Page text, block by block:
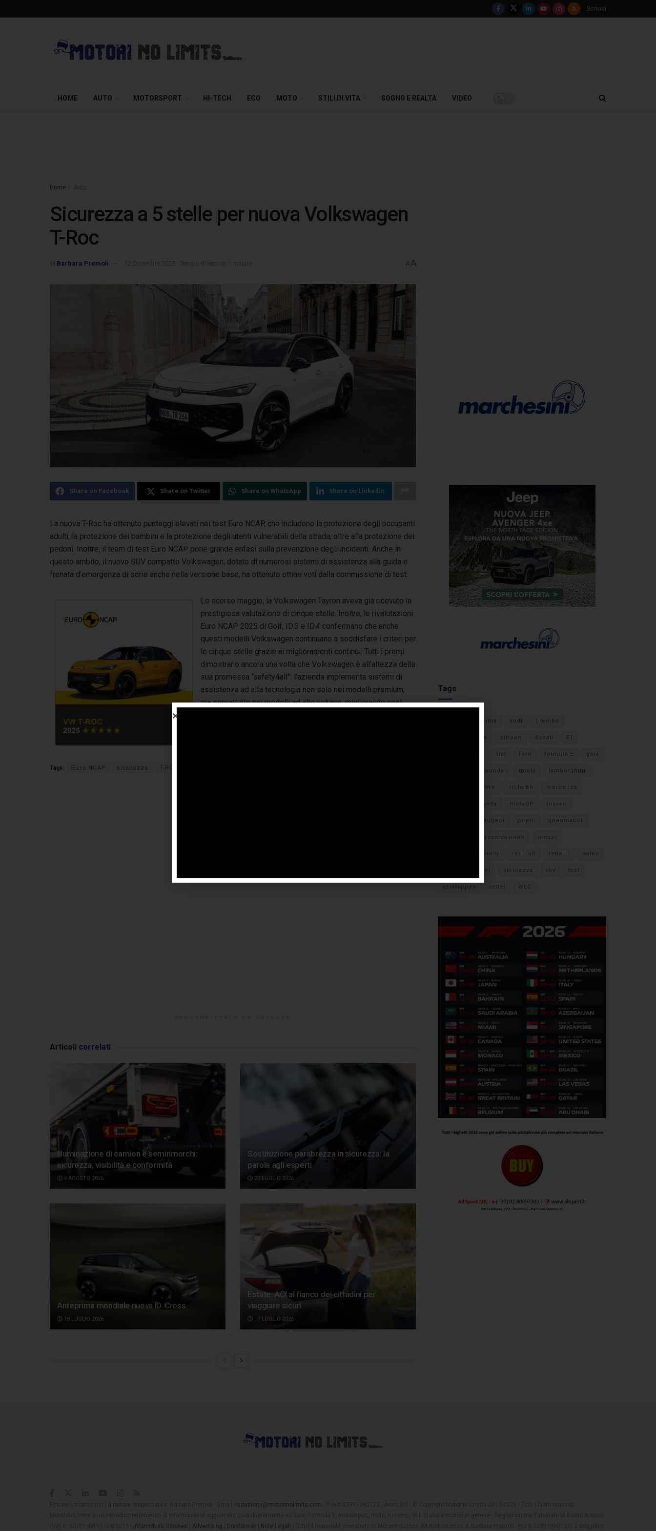
Scrivici
HOME AUTO MOTORSPORT HI-TECH ECO MOTO STILI DI VITA SOGNO E REALTÀ VIDEO
Home
Sicurezza a 5 stelle per nuova Volkswagen
T-Roc
Barbara Premoli A A
Share on Facebook Share on Twitter Share on WhatsApp Share on Linkedin
La nuova T-Roc ha ottenuto punteggi elevati nei test Euro NCAP, che includono la protezione degli occupanti
adulti, la protezione dei bambini e la protezione degli utenti vulnerabili della strada, oltre alla protezione dei
pedoni. Inoltre, il team di test Euro NCAP pone grande enfasi sulla prevenzione degli incidenti. Anche in
questo ambito, il nuovo SUV compatto Volkswagen, dotato di numerosi sistemi di assistenza alla guida e
frenata d’emergenza di serie anche nella versione base, ha ottenuto ottimi voti dalla commissione di test.
Lo scorso maggio, la Volkswagen Tayron aveva già ricevuto la
prestigiosa valutazione di cinque stelle. Inoltre, le rivalutazioni
Euro NCAP 2025 di Golf, ID.3 e ID.4 confermano che anche
questi modelli Volkswagen continuano a soddisfare i criteri per
le cinque stelle grazie ai miglioramenti continui. Tutti i premi
dimostrano ancora una volta che Volkswagen è all’altezza della
sua promessa “safety4all”: l’azienda implementa sistemi di
assistenza ad alta tecnologia non solo nei modelli premium,
ma soprattutto nei modelli ad alto volume, migliorando così
Tags: Euro NCAP sicurezza T-ROC
Articoli correlati
Illuminazione di camion e semirimorchi:
sicurezza, visibilità e conformità
4 AGOSTO 2026
Sostituzione parabrezza in sicurezza: la
parola agli esperti
29 LUGLIO 2026
Anteprima mondiale nuova ID. Cross
18 LUGLIO 2026
Estate: ACI al fianco dei cittadini per
viaggiare sicuri
17 LUGLIO 2026
Tags
anteprima audi brembo
caratteristiche citroen ducati F1
fiat ford formula E gara
hyundai imola lamborghini
libere mclaren mercedes
monza motoGP nissan
peugeot pirelli pneumatici
presentazione prezzi
rally red bull renault sainz
sebastian vettel sicurezza sky test
verstappen vettel WEC
redazione@motorinolimits.com
Informativa Cookies Advertising Disclaimer Note Legali